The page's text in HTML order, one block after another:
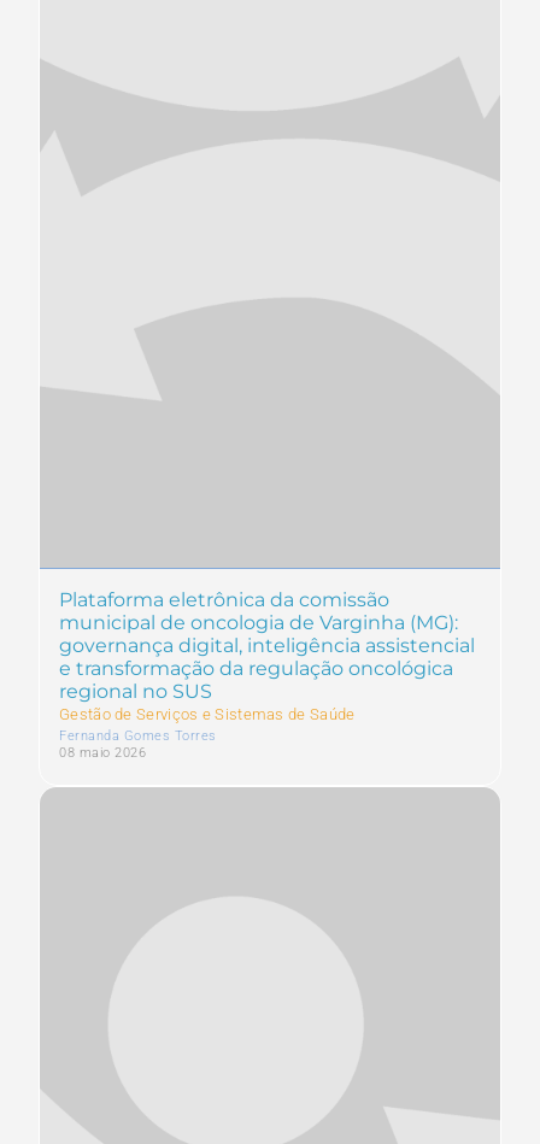
Plataforma eletrônica da comissão
municipal de oncologia de Varginha (MG):
governança digital, inteligência assistencial
e transformação da regulação oncológica
regional no SUS
Gestão de Serviços e Sistemas de Saúde
Fernanda Gomes Torres
08 maio 2026